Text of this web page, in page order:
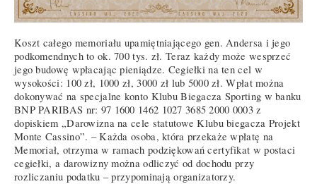
Koszt całego memoriału upamiętniającego gen. Andersa i jego
podkomendnych to ok. 700 tys. zł. Teraz każdy może wesprzeć
jego budowę wpłacając pieniądze. Cegiełki na ten cel w
wysokości: 100 zł, 1000 zł, 3000 zł lub 5000 zł. Wpłat można
dokonywać na specjalne konto Klubu Biegacza Sporting w banku
BNP PARIBAS nr: 97 1600 1462 1027 3685 2000 0003 z
dopiskiem „Darowizna na cele statutowe Klubu biegacza Projekt
Monte Cassino”. – Każda osoba, która przekaże wpłatę na
Memoriał, otrzyma w ramach podziękowań certyfikat w postaci
cegiełki, a darowizny można odliczyć od dochodu przy
rozliczaniu podatku – przypominają organizatorzy.